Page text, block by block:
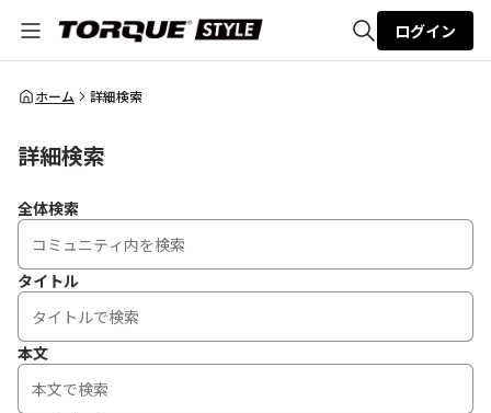
全体検索
ログイン
ホーム 詳細検索
詳細検索
全体検索
タイトル
本文